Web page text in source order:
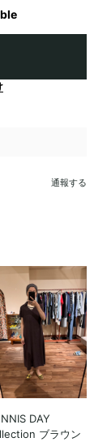
通報する
DAY
ブラウン